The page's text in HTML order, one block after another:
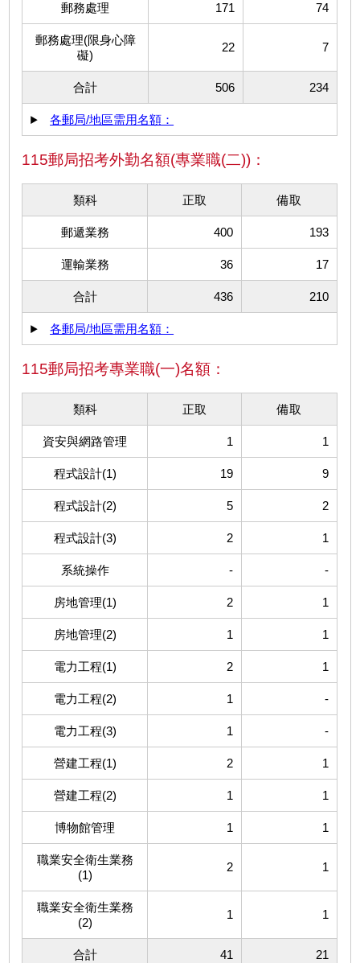
郵務處理 171 74
郵務處理(限身心障
礙)
22 7
合計 506 234
各郵局/地區需用名額：
115郵局招考外勤名額(專業職(二))：
類科 正取 備取
郵遞業務 400 193
運輸業務 36 17
合計 436 210
各郵局/地區需用名額：
115郵局招考專業職(一)名額：
類科 正取 備取
資安與網路管理 1 1
程式設計(1) 19 9
程式設計(2) 5 2
程式設計(3) 2 1
系統操作 - -
房地管理(1) 2 1
房地管理(2) 1 1
電力工程(1) 2 1
電力工程(2) 1 -
電力工程(3) 1 -
營建工程(1) 2 1
營建工程(2) 1 1
博物館管理 1 1
職業安全衛生業務
(1)
2 1
職業安全衛生業務
(2)
1 1
合計 41 21